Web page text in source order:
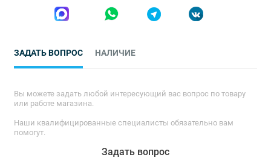
ЗАДАТЬ ВОПРОС НАЛИЧИЕ
Вы можете задать любой интересующий вас вопрос по товару
или работе магазина.
Наши квалифицированные специалисты обязательно вам
помогут.
Задать вопрос